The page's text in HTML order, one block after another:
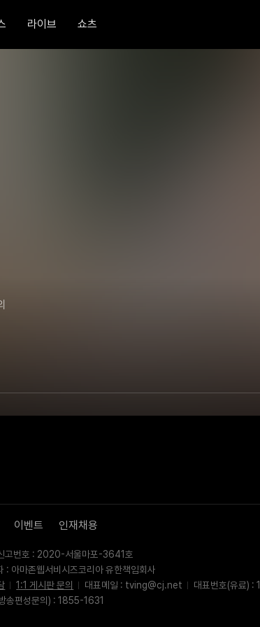
라이브 쇼츠
이벤트 인재채용
고번호 : 2020-서울마포-3641호
: 아마존웹서비시즈코리아 유한책임회사
1:1 게시판 문의 대표메일 : tving@cj.net
대표번호(유료)
송편성문의) : 1855-1631